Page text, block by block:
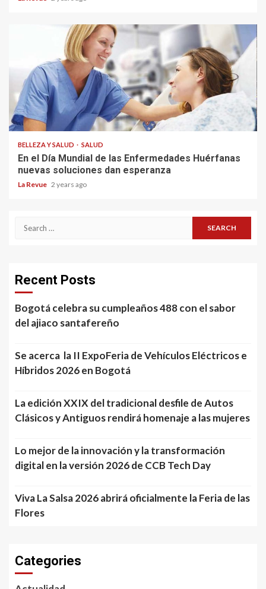
BELLEZA Y SALUD SALUD
En el Día Mundial de las Enfermedades Huérfanas
nuevas soluciones dan esperanza
La Revue 2 years ago
Search
Recent Posts
Bogotá celebra su cumpleaños 488 con el sabor
del ajiaco santafereño
Se acerca la II ExpoFeria de Vehículos Eléctricos e
Híbridos 2026 en Bogotá
La edición XXIX del tradicional desfile de Autos
Clásicos y Antiguos rendirá homenaje a las mujeres
Lo mejor de la innovación y la transformación
digital en la versión 2026 de CCB Tech Day
Viva La Salsa 2026 abrirá oficialmente la Feria de las
Flores
Categories